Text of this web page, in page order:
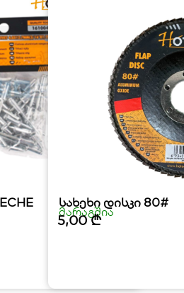
სახეხი დისკი 80#
მარაგშია
5,00₾